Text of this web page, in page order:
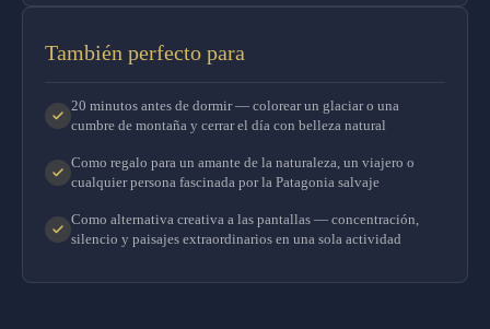
También perfecto para
20 minutos antes de dormir — colorear un glaciar o una
cumbre de montaña y cerrar el día con belleza natural
Como regalo para un amante de la naturaleza, un viajero o
cualquier persona fascinada por la Patagonia salvaje
Como alternativa creativa a las pantallas — concentración,
silencio y paisajes extraordinarios en una sola actividad